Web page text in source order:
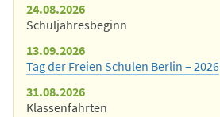
24.08.2026
Schuljahresbeginn
13.09.2026
Tag der Freien Schulen Berlin – 2026
31.08.2026
Klassenfahrten